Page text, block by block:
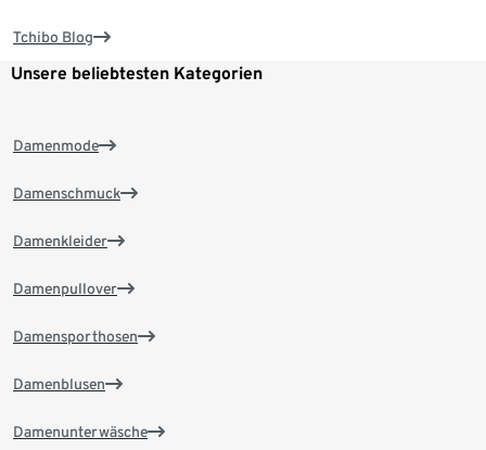
Tchibo Blog
Unsere beliebtesten Kategorien
Damenmode
Damenschmuck
Damenkleider
Damenpullover
Damensporthosen
Damenblusen
Damenunterwäsche